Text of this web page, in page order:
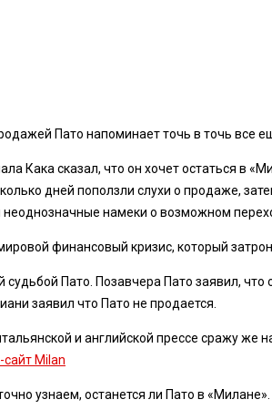
Пато напоминает точь в точь все
Кака сказал, что он хочет остаться в
дней поползли слухи о продаже,
неоднозначные намеки о возможном
финансовый кризис, который
Пато. Позавчера Пато заявил,
заявил что Пато не продается.
и английской прессе сражу
Milan
узнаем, останется ли Пато в «Милане».